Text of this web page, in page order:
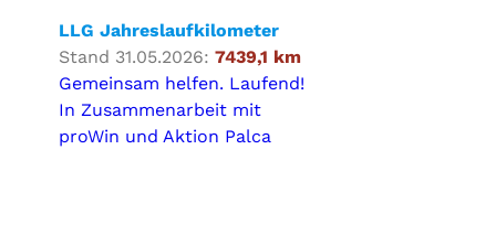
LLG Jahreslaufkilometer
Stand 31.05.2026: 7439,1 km
Gemeinsam helfen. Laufend!
In Zusammenarbeit mit
proWin und Aktion Palca